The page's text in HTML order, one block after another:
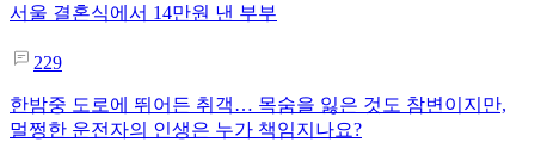
서울 결혼식에서 14만원 낸 부부
229
한밤중 도로에 뛰어든 취객… 목숨을 잃은 것도 참변이지만,
멀쩡한 운전자의 인생은 누가 책임지나요?